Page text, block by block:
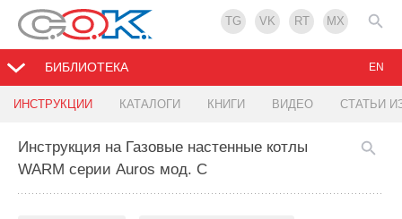
TG VK RT MX
БИБЛИОТЕКА
ИНСТРУКЦИИ КАТАЛОГИ КНИГИ ВИДЕО СТАТЬИ
EN
Инструкция на Газовые настенные котлы
WARM серии Auros мод. С